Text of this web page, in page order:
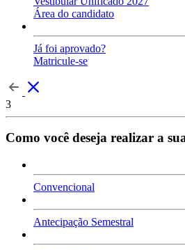
Área do candidato
Já foi aprovado?
Matricule-se
3
Como você deseja realizar a
Convencional
Antecipação Semestral